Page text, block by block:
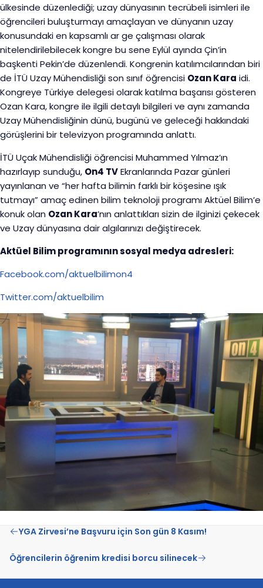
ülkesinde düzenlediği; uzay dünyasının tecrübeli isimleri ile
öğrencileri buluşturmayı amaçlayan ve dünyanın uzay
konusundaki en kapsamlı ar ge çalışması olarak
nitelendirilebilecek kongre bu sene Eylül ayında Çin’in
başkenti Pekin’de düzenlendi. Kongrenin katılımcılarından biri
de İTÜ Uzay Mühendisliği son sınıf öğrencisi Ozan Kara idi.
Kongreye Türkiye delegesi olarak katılma başarısı gösteren
Ozan Kara, kongre ile ilgili detaylı bilgileri ve aynı zamanda
Uzay Mühendisliğinin dünü, bugünü ve geleceği hakkındaki
görüşlerini bir televizyon programında anlattı.
İTÜ Uçak Mühendisliği öğrencisi Muhammed Yılmaz’ın
hazırlayıp sunduğu, On4 TVEkranlarında Pazar günleri
yayınlanan ve “her hafta bilimin farklı bir köşesine ışık
tutmayı” amaç edinen bilim teknoloji programı Aktüel Bilim’e
konuk olan Ozan Kara’nın anlattıkları sizin de ilginizi çekecek
ve Uzay dünyasına dair algılarınızı değiştirecek.
Aktüel Bilim programının sosyal medya adresleri:
Facebook.com/aktuelbilimon4
Twitter.com/aktuelbilim
YGA Zirvesi’ne Başvuru için Son gün 8 Kasım!
Öğrencilerin öğrenim kredisi borcu silinecek